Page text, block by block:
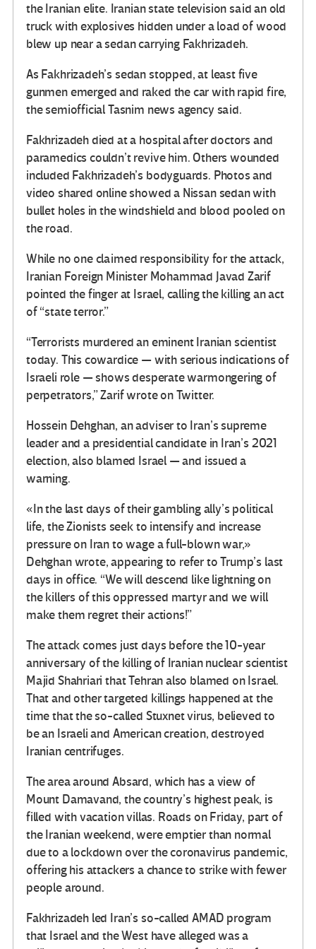
the Iranian elite. Iranian state television said an old
truck with explosives hidden under a load of wood
blew up near a sedan carrying Fakhrizadeh.
As Fakhrizadeh’s sedan stopped, at least five
gunmen emerged and raked the car with rapid fire,
the semiofficial Tasnim news agency said.
Fakhrizadeh died at a hospital after doctors and
paramedics couldn’t revive him. Others wounded
included Fakhrizadeh’s bodyguards. Photos and
video shared online showed a Nissan sedan with
bullet holes in the windshield and blood pooled on
the road.
While no one claimed responsibility for the attack,
Iranian Foreign Minister Mohammad Javad Zarif
pointed the finger at Israel, calling the killing an act
of “state terror.”
“Terrorists murdered an eminent Iranian scientist
today. This cowardice — with serious indications of
Israeli role — shows desperate warmongering of
perpetrators,” Zarif wrote on Twitter.
Hossein Dehghan, an adviser to Iran’s supreme
leader and a presidential candidate in Iran’s 2021
election, also blamed Israel — and issued a
warning.
«In the last days of their gambling ally’s political
life, the Zionists seek to intensify and increase
pressure on Iran to wage a full-blown war,»
Dehghan wrote, appearing to refer to Trump’s last
days in office. “We will descend like lightning on
the killers of this oppressed martyr and we will
make them regret their actions!”
The attack comes just days before the 10-year
anniversary of the killing of Iranian nuclear scientist
Majid Shahriari that Tehran also blamed on Israel.
That and other targeted killings happened at the
time that the so-called Stuxnet virus, believed to
be an Israeli and American creation, destroyed
Iranian centrifuges.
The area around Absard, which has a view of
Mount Damavand, the country’s highest peak, is
filled with vacation villas. Roads on Friday, part of
the Iranian weekend, were emptier than normal
due to a lockdown over the coronavirus pandemic,
offering his attackers a chance to strike with fewer
people around.
Fakhrizadeh led Iran’s so-called AMAD program
that Israel and the West have alleged was a